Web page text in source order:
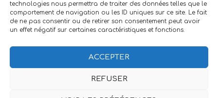
technologies nous permettra de traiter des données telles que le
comportement de navigation ou les ID uniques sur ce site. Le fait
de ne pas consentir ou de retirer son consentement peut avoir
un effet négatif sur certaines caractéristiques et fonctions.
ACCEPTER
REFUSER
Conditions générales de vente
Politique de confidentialité